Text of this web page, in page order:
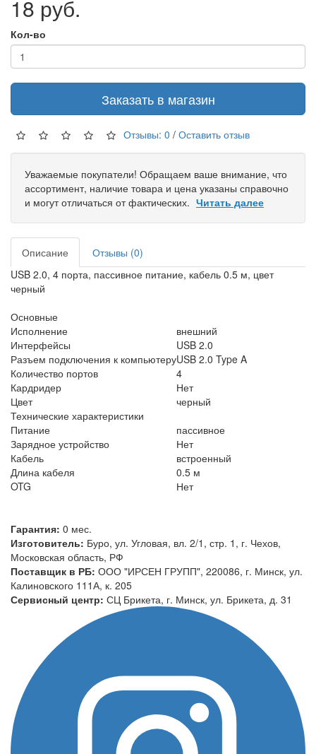
18 руб.
Кол-во
Заказать в магазин
Отзывы: 0 / Оставить отзыв
Уважаемые покупатели! Обращаем ваше внимание, что
ассортимент, наличие товара и цена указаны справочно
и могут отличаться от фактических. Читать далее
Описание
Отзывы (0)
USB 2.0, 4 порта, пассивное питание, кабель 0.5 м, цвет
черный
Основные
Исполнение
внешний
Интерфейсы
USB 2.0
Разъем подключения к компьютеруUSB 2.0 Type A
Количество портов
4
Кардридер
Нет
Цвет
черный
Технические характеристики
Питание
пассивное
Зарядное устройство
Нет
Кабель
встроенный
Длина кабеля
0.5 м
OTG
Нет
Гарантия: 0 мес.
Изготовитель: Буро, ул. Угловая, вл. 2/1, стр. 1, г. Чехов,
Московская область, РФ
Поставщик в РБ: ООО "ИРСЕН ГРУПП", 220086, г. Минск, ул.
Калиновского 111А, к. 205
Сервисный центр: СЦ Брикета, г. Минск, ул. Брикета, д. 31